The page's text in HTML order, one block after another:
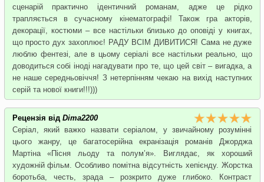
сценарій практично ідентичний романам, адже це рідко
трапляється в сучасному кінематографі! Також гра акторів,
декорації, костюми – все настільки близько до оповіді у книгах,
що просто дух захоплює! РАДУ ВСІМ ДИВИТИСЯ! Сама не дуже
люблю фентезі, але в цьому серіалі все настільки реально, що
доводиться собі іноді нагадувати про те, що цей світ – вигадка, а
не наше середньовіччя! З нетерпінням чекаю на вихід наступних
серій та нової книги!!!)))
Рецензія від Dima2200
Серіал, який важко назвати серіалом, у звичайному розумінні
цього жанру, це багатосерійна екранізація романів Джорджа
Мартіна «Пісня льоду та полум’я». Виглядає, як хороший
художній фільм. Особливо помітна відсутність хепієнду. Жорстка
боротьба, честь, зрада – розкрито дуже глибоко. Контраст